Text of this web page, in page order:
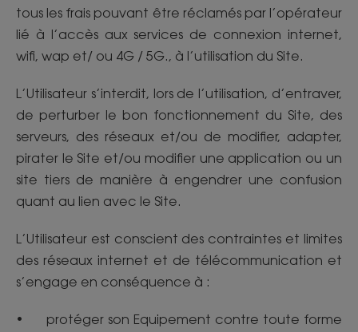
tous les frais pouvant être réclamés par l’opérateur
lié à l’accès aux services de connexion internet,
wifi, wap et/ ou 4G / 5G., à l’utilisation du Site.
L’Utilisateur s’interdit, lors de l’utilisation, d’entraver,
de perturber le bon fonctionnement du Site, des
serveurs, des réseaux et/ou de modifier, adapter,
pirater le Site et/ou modifier une application ou un
site tiers de manière à engendrer une confusion
quant au lien avec le Site.
L’Utilisateur est conscient des contraintes et limites
des réseaux internet et de télécommunication et
s’engage en conséquence à :
• protéger son Equipement contre toute forme